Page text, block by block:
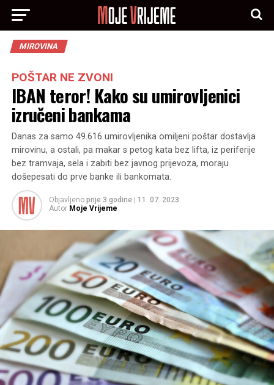
MIROVINA
POŠTAR NE ZVONI
IBAN teror! Kako su umirovljenici
izručeni bankama
Danas za samo 49.616 umirovljenika omiljeni poštar dostavlja
mirovinu, a ostali, pa makar s petog kata bez lifta, iz periferije
bez tramvaja, sela i zabiti bez javnog prijevoza, moraju
došepesati do prve banke ili bankomata.
Objavljeno prije 3 godine
11. 07. 2023.
Autor Moje Vrijeme